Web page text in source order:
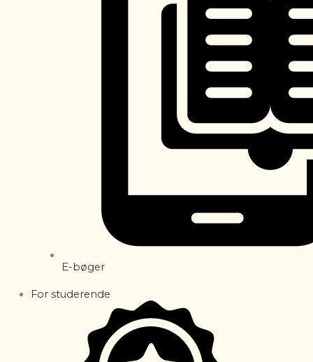
E-bøger
For studerende